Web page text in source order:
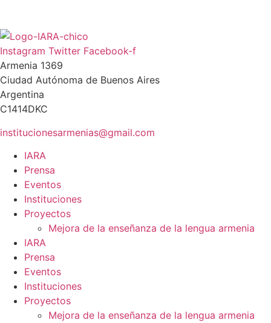
Instagram Twitter Facebook-f
Armenia 1369
Ciudad Autónoma de Buenos Aires
Argentina
C1414DKC
institucionesarmenias@gmail.com
IARA
Prensa
Eventos
Instituciones
Proyectos
Mejora de la enseñanza de la lengua armenia
IARA
Prensa
Eventos
Instituciones
Proyectos
Mejora de la enseñanza de la lengua armenia